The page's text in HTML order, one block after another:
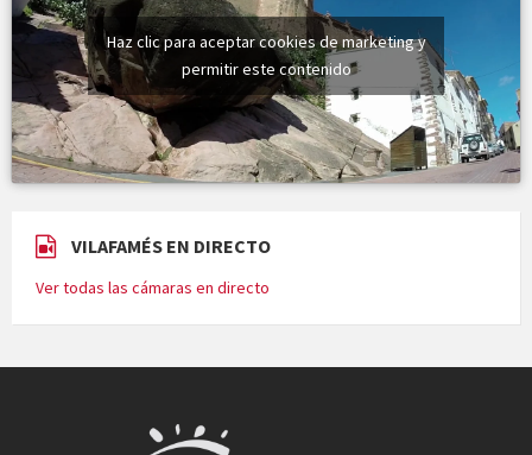
Haz clic para aceptar cookies de marketing y
permitir este contenido
VILAFAMÉS EN DIRECTO
Ver todas las cámaras en directo